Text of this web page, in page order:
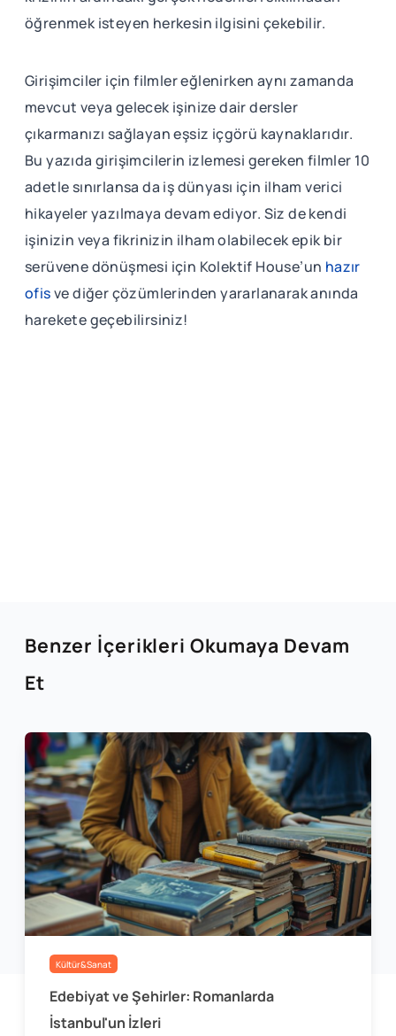
öğrenmek isteyen herkesin ilgisini çekebilir.
Girişimciler için filmler eğlenirken aynı zamanda
mevcut veya gelecek işinize dair dersler
çıkarmanızı sağlayan eşsiz içgörü kaynaklarıdır.
Bu yazıda girişimcilerin izlemesi gereken filmler 10
adetle sınırlansa da iş dünyası için ilham verici
hikayeler yazılmaya devam ediyor. Siz de kendi
işinizin veya fikrinizin ilham olabilecek epik bir
serüvene dönüşmesi için Kolektif House’un hazır
ofisve diğer çözümlerinden yararlanarak anında
harekete geçebilirsiniz!
Benzer İçerikleri Okumaya Devam
Et
Kültür&Sanat
Edebiyat ve Şehirler: Romanlarda
İstanbul'un İzleri